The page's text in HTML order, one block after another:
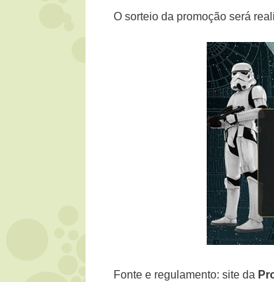
O sorteio da promoção será
Fonte e regulamento: site da